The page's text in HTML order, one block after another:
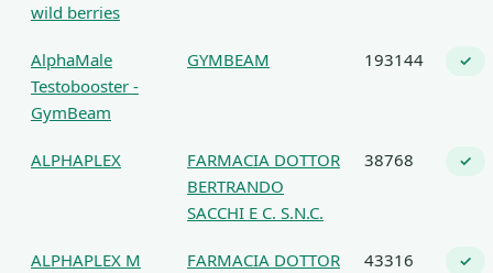
wild berries
AlphaMale
Testobooster -
GymBeam
GYMBEAM 193144 ✓
ALPHAPLEX
FARMACIA DOTTOR
BERTRANDO
SACCHI E C. S.N.C.
38768 ✓
ALPHAPLEX M
FARMACIA DOTTOR
43316 ✓